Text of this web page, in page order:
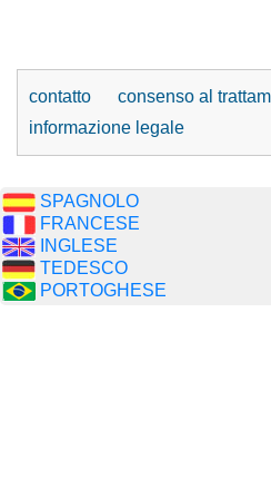
contatto
consenso al
informazione legale
SPAGNOLO
FRANCESE
INGLESE
TEDESCO
PORTOGHESE